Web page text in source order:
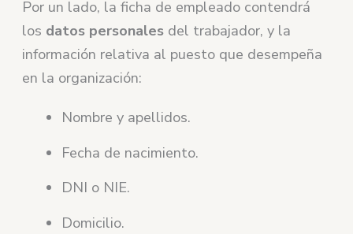
Por un lado, la ficha de empleado contendrá
los datos personales del trabajador, y la
información relativa al puesto que desempeña
en la organización:
Nombre y apellidos.
Fecha de nacimiento.
DNI o NIE.
Domicilio.